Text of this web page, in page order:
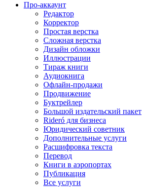
Про-аккаунт
Редактор
Корректор
Простая верстка
Сложная верстка
Дизайн обложки
Иллюстрации
Тираж книги
Аудиокнига
Офлайн-продажи
Продвижение
Буктрейлер
Большой издательский пакет
Rideró для бизнеса
Юридический советник
Дополнительные услуги
Расшифровка текста
Перевод
Книги в аэропортах
Публикация
Все услуги